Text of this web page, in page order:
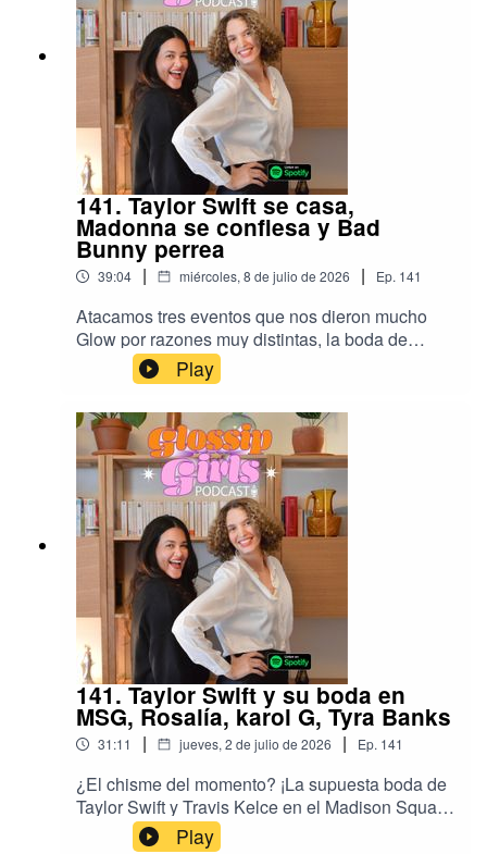
141. Taylor Swift se casa,
Madonna se confiesa y Bad
Bunny perrea
39:04 | miércoles, 8 de julio de 2026 | Ep. 141
Atacamos tres eventos que nos dieron mucho
Glow por razones muy distintas, la boda de
Taylor Swift que nos dió mucho Glossip, el nuevo
álbum de Madonna Confessions II que nos puso
a bailar sin parar y el concierto de Bad Bunny en
Marsella que nos brindó terapia para lidiar con
nuestras emociones como latinas viviendo en
Francia.
Play
141. Taylor Swift y su boda en
MSG, Rosalía, karol G, Tyra Banks
31:11 | jueves, 2 de julio de 2026 | Ep. 141
¿El chisme del momento? ¡La supuesta boda de
Taylor Swift y Travis Kelce en el Madison Square
Garden! ¿Es esto un "Glow" épico o una cortina
Play